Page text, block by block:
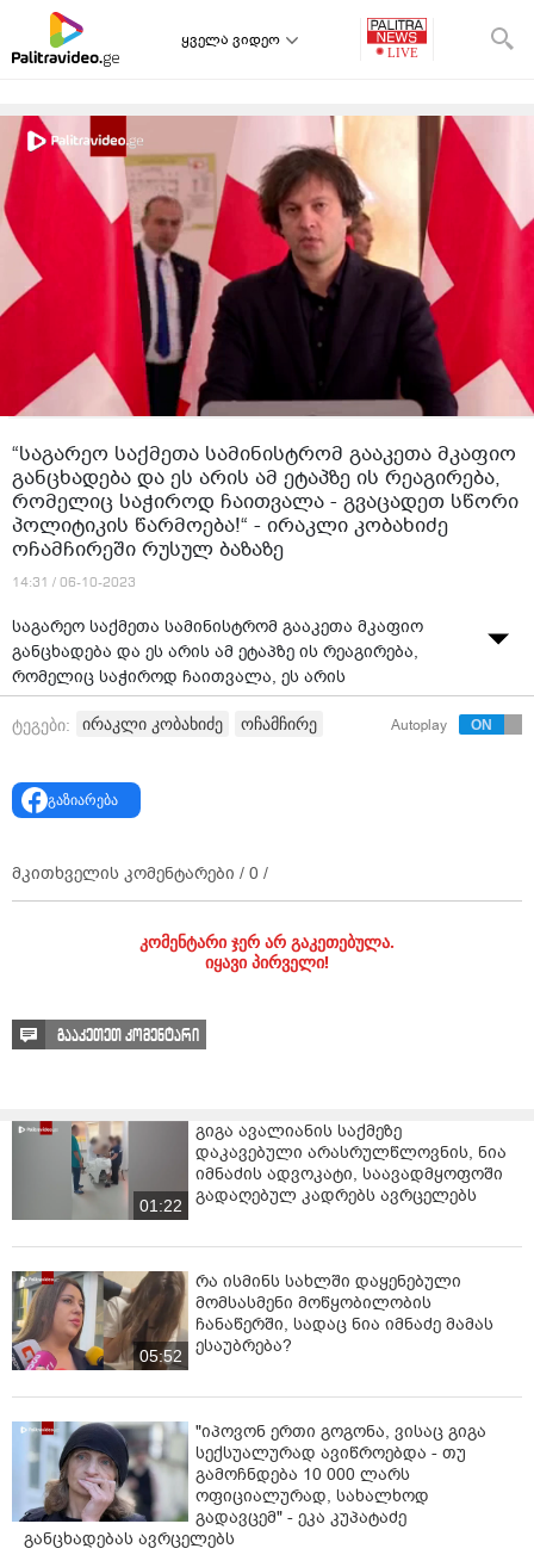
ყველა ვიდეო
“საგარეო საქმეთა სამინისტრომ გააკეთა მკაფიო
განცხადება და ეს არის ამ ეტაპზე ის რეაგირება,
რომელიც საჭიროდ ჩაითვალა - გვაცადეთ სწორი
პოლიტიკის წარმოება!“ - ირაკლი კობახიძე
ოჩამჩირეში რუსულ ბაზაზე
14:31 / 06-10-2023
საგარეო საქმეთა სამინისტრომ გააკეთა მკაფიო
განცხადება და ეს არის ამ ეტაპზე ის რეაგირება,
რომელიც საჭიროდ ჩაითვალა, ეს არის
ხელისუფლების პოზიცია - რაც ჩაითვალა საჭიროდ,
სწორედ ის რეაგირება გახმოვანდა, - ასე გამოეხმაურა
აფხაზეთის დე-ფაქტო პრეზიდენტის, ასლან ბჟანიას
განცხადებას, რომ რუსეთთან „შეთანხმებას“ ხელი
ტეგები: ირაკლი კობახიძე ოჩამჩირე Autoplay
გაზიარება
მკითხველის კომენტარები / 0 /
კომენტარი ჯერ არ გაკეთებულა.
იყავი პირველი!
გააკეთეთ კომენტარი
01:22
გიგა ავალიანის საქმეზე
დაკავებული არასრულწლოვნის, ნია
იმნაძის ადვოკატი, საავადმყოფოში
გადაღებულ კადრებს ავრცელებს
05:52
რა ისმინს სახლში დაყენებული
მომსასმენი მოწყობილობის
ჩანაწერში, სადაც ნია იმნაძე მამას
ესაუბრება?
"იპოვონ ერთი გოგონა, ვისაც გიგა
სექსუალურად ავიწროებდა - თუ
გამოჩნდება 10 000 ლარს
ოფიციალურად, სახალხოდ
გადავცემ" - ეკა კუპატაძე
განცხადებას ავრცელებს